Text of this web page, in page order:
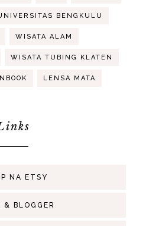
BENGKULU
WISATA ALAM
WISATA TUBING KLATEN
LENSA MATA
NA ETSY
& BLOGGER